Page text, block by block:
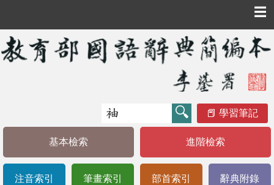
☰
學習筆記
基本檢索 進階檢索
注音索引 筆畫索引 部首索引 辭典附錄